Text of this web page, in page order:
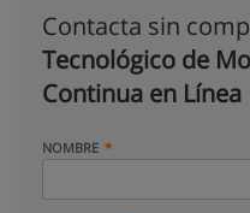
Contacta sin
Tecnológico de
Continua en Línea
NOMBRE